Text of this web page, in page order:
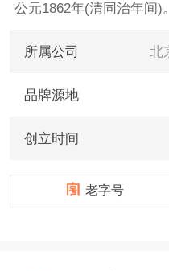
公元1862年(清同治年间)
所属公司 北
品牌源地
创立时间
老字号